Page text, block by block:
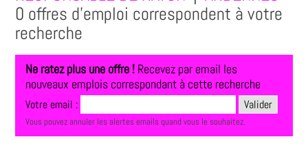
0 offres d'emploi correspondent à votre
recherche
Ne ratez plus une offre ! Recevez par email les
nouveaux emplois correspondant à cette recherche
Votre email :
Vous pouvez annuler les alertes emails quand vous le souhaitez.